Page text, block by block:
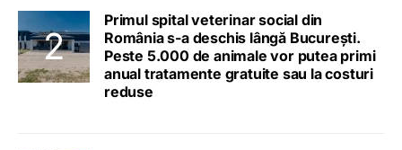
Primul spital veterinar social din
România s-a deschis lângă București.
Peste 5.000 de animale vor putea primi
anual tratamente gratuite sau la costuri
reduse